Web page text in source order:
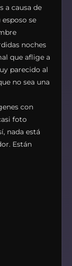
a causa de
esposo se
noches
que aflige a
parecido al
no sea una
con
foto
nada está
Están